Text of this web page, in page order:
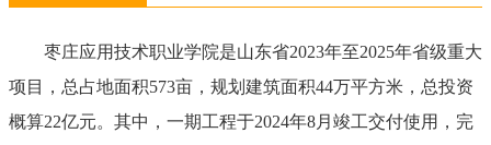
枣庄应用技术职业学院是山东省2023年至2025年省级重大
项目，总占地面积573亩，规划建筑面积44万平方米，总投资
概算22亿元。其中，一期工程于2024年8月竣工交付使用，完